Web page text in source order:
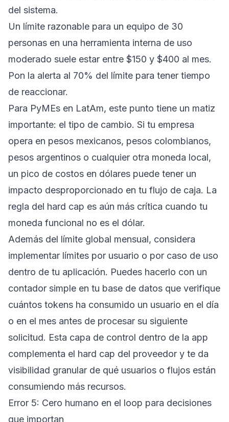
del sistema.
Un límite razonable para un equipo de 30
personas en una herramienta interna de uso
moderado suele estar entre $150 y $400 al mes.
Pon la alerta al 70% del límite para tener tiempo
de reaccionar.
Para PyMEs en LatAm, este punto tiene un matiz
importante: el tipo de cambio. Si tu empresa
opera en pesos mexicanos, pesos colombianos,
pesos argentinos o cualquier otra moneda local,
un pico de costos en dólares puede tener un
impacto desproporcionado en tu flujo de caja. La
regla del hard cap es aún más crítica cuando tu
moneda funcional no es el dólar.
Además del límite global mensual, considera
implementar límites por usuario o por caso de uso
dentro de tu aplicación. Puedes hacerlo con un
contador simple en tu base de datos que verifique
cuántos tokens ha consumido un usuario en el día
o en el mes antes de procesar su siguiente
solicitud. Esta capa de control dentro de la app
complementa el hard cap del proveedor y te da
visibilidad granular de qué usuarios o flujos están
consumiendo más recursos.
Error 5: Cero humano en el loop para decisiones
que importan